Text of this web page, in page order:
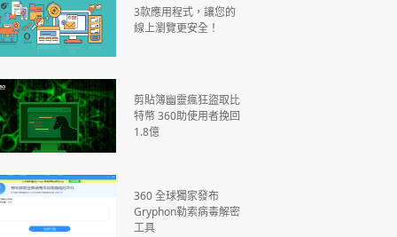
3款應用程式，讓您的
線上瀏覽更安全！
剪貼簿幽靈瘋狂盜取比
特幣 360助使用者挽回
1.8億
360 全球獨家發布
Gryphon勒索病毒解密
工具